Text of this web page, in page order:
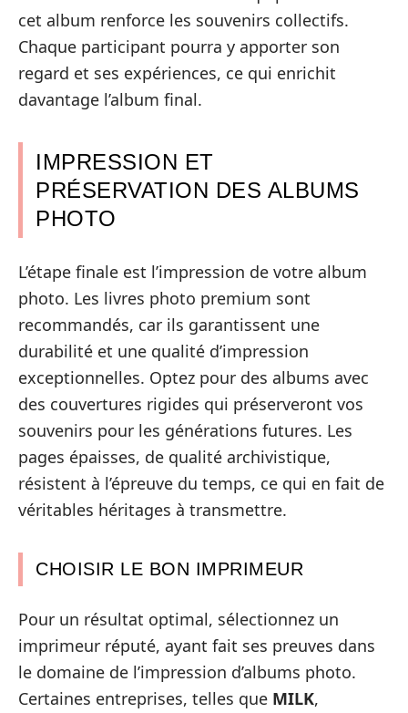
cet album renforce les souvenirs collectifs.
Chaque participant pourra y apporter son
regard et ses expériences, ce qui enrichit
davantage l’album final.
IMPRESSION ET
PRÉSERVATION DES ALBUMS
PHOTO
L’étape finale est l’impression de votre album
photo. Les livres photo premium sont
recommandés, car ils garantissent une
durabilité et une qualité d’impression
exceptionnelles. Optez pour des albums avec
des couvertures rigides qui préserveront vos
souvenirs pour les générations futures. Les
pages épaisses, de qualité archivistique,
résistent à l’épreuve du temps, ce qui en fait de
véritables héritages à transmettre.
CHOISIR LE BON IMPRIMEUR
Pour un résultat optimal, sélectionnez un
imprimeur réputé, ayant fait ses preuves dans
le domaine de l’impression d’albums photo.
Certaines entreprises, telles que MILK,